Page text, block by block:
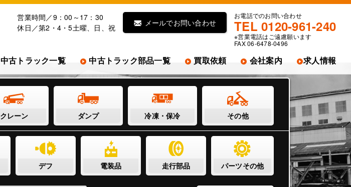
お電話でのお問い合わせ
TEL 0120-961-240
※営業電話はご遠慮願います
FAX 06-6478-0496
メールでお問い合わせ
営業時間／9：00～17：30
休日／第2・4・5土曜、日、祝
中古トラック一覧 中古トラック部品一覧 買取依頼 会社案内 求人情報
クレーン ダンプ 冷凍・保冷 その他
デフ 電装品 走行部品 パーツその他